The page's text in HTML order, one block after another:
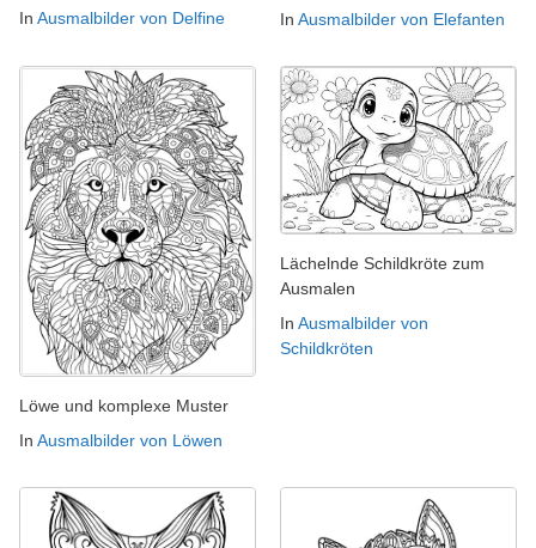
In Ausmalbilder von Delfine
In Ausmalbilder von Elefanten
Löwe und komplexe Muster
In Ausmalbilder von Löwen
Lächelnde Schildkröte zum
Ausmalen
In Ausmalbilder von
Schildkröten